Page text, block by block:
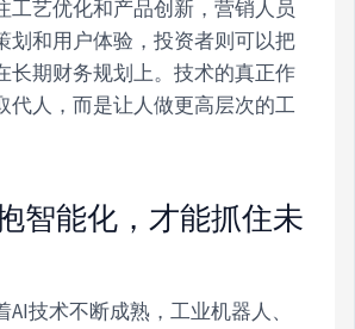
工艺优化和产品创新，营销人员
划和用户体验，投资者则可以把
长期财务规划上。技术的真正作
代人，而是让人做更高层次的工
智能化，才能抓住未
技术不断成熟，工业机器人、